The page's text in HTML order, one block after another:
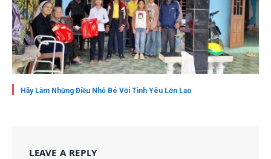
Hãy Làm Những Điều Nhỏ Bé Với Tình Yêu Lớn Lao
LEAVE A REPLY